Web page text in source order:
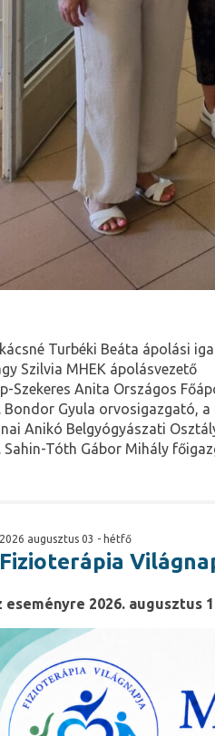
Turbéki Beáta ápolási
Szilvia MHEK ápolásvezető
Szekeres Anita Országos
Bondor Gyula orvosigazgató,
Anikó Belgyógyászati
Sahin-Tóth Gábor Mihály
2026 augusztus 03 - hétfő
Fizioterápia
eseményre 2026.